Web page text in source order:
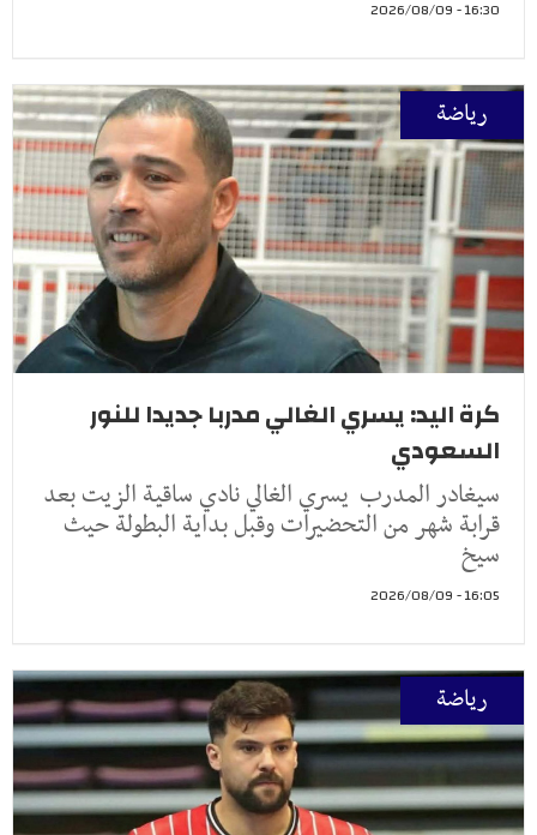
16:30 - 2026/08/09
رياضة
كرة اليد: يسري الغالي مدربا جديدا للنور
السعودي
سيغادر المدرب يسري الغالي نادي ساقية الزيت بعد
قرابة شهر من التحضيرات وقبل بداية البطولة حيث
سيخ
16:05 - 2026/08/09
رياضة